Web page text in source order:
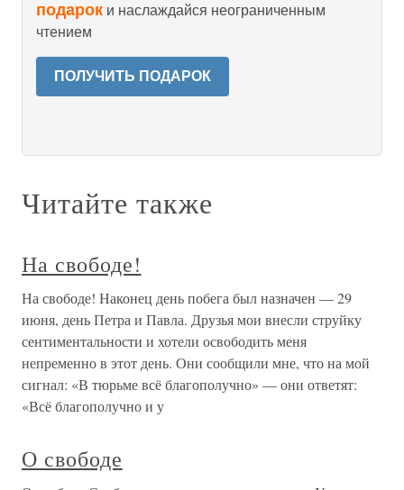
подарок и наслаждайся неограниченным
чтением
ПОЛУЧИТЬ ПОДАРОК
Читайте также
На свободе!
На свободе! Наконец день побега был назначен — 29
июня, день Петра и Павла. Друзья мои внесли струйку
сентиментальности и хотели освободить меня
непременно в этот день. Они сообщили мне, что на мой
сигнал: «В тюрьме всё благополучно» — они ответят:
«Всё благополучно и у
О свободе